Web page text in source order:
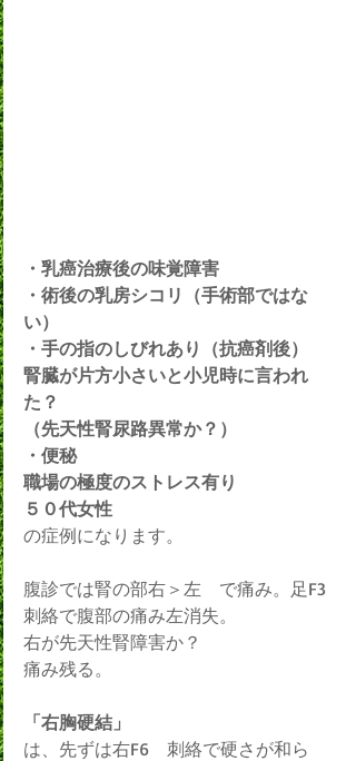
・乳癌治療後の味覚障害
・術後の乳房シコリ（手術部ではな
い）
・手の指のしびれあり（抗癌剤後）
腎臓が片方小さいと小児時に言われ
た？
（先天性腎尿路異常か？）
・便秘
職場の極度のストレス有り
５０代女性
の症例になります。
腹診では腎の部右＞左　で痛み。足F3
刺絡で腹部の痛み左消失。
右が先天性腎障害か？
痛み残る。
「右胸硬結」
は、先ずは右F6　刺絡で硬さが和ら